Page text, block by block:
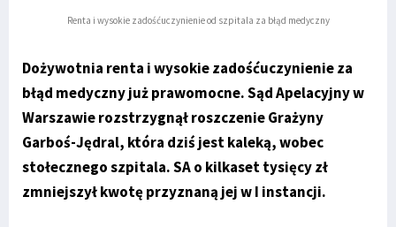
Renta i wysokie zadośćuczynienie od szpitala za błąd medyczny
Dożywotnia renta i wysokie zadośćuczynienie za
błąd medyczny już prawomocne. Sąd Apelacyjny w
Warszawie rozstrzygnął roszczenie Grażyny
Garboś-Jędral, która dziś jest kaleką, wobec
stołecznego szpitala. SA o kilkaset tysięcy zł
zmniejszył kwotę przyznaną jej w I instancji.